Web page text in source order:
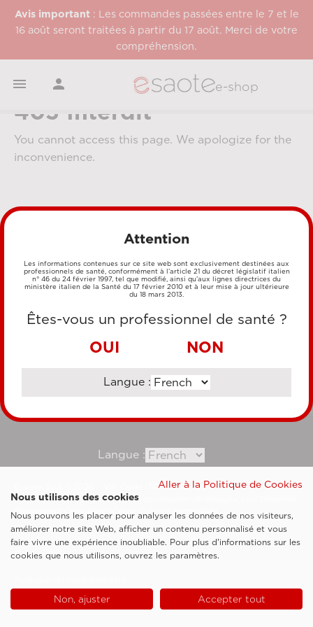
Avis important: Les commandes passées entre le 7 et le
16 août seront traitées à partir du 17 août. Merci de votre
compréhension.
  e-shop
403 Interdit
You cannot access this page. We apologize for the
inconvenience.
MÉTHODES DE PAIEMENT
VIREMENT BANCAIRE
Langue :
Esaote SpA ©2026 - Vat Code IT05131180969
Société soumise à la gestion et à la coordination de Shanghai Luzi Enterprise
Management Consultancy Center (Limited Partnership)
Clauses légales
Cookie Policy
Attention
Les informations contenues sur ce site web sont exclusivement destinées aux
professionnels de santé, conformément à l’article 21 du décret législatif italien
n° 46 du 24 février 1997, tel que modifié, ainsi qu’aux lignes directrices du
ministère italien de la Santé du 17 février 2010 et à leur mise à jour ultérieure
du 18 mars 2013.
Êtes-vous un professionnel de santé ?
OUI NON
Langue :
Aller à la Politique de Cookies
Nous utilisons des cookies
Nous pouvons les placer pour analyser les données de nos visiteurs,
améliorer notre site Web, afficher un contenu personnalisé et vous
faire vivre une expérience inoubliable. Pour plus d'informations sur les
cookies que nous utilisons, ouvrez les paramètres.
Non, ajuster Accepter tout